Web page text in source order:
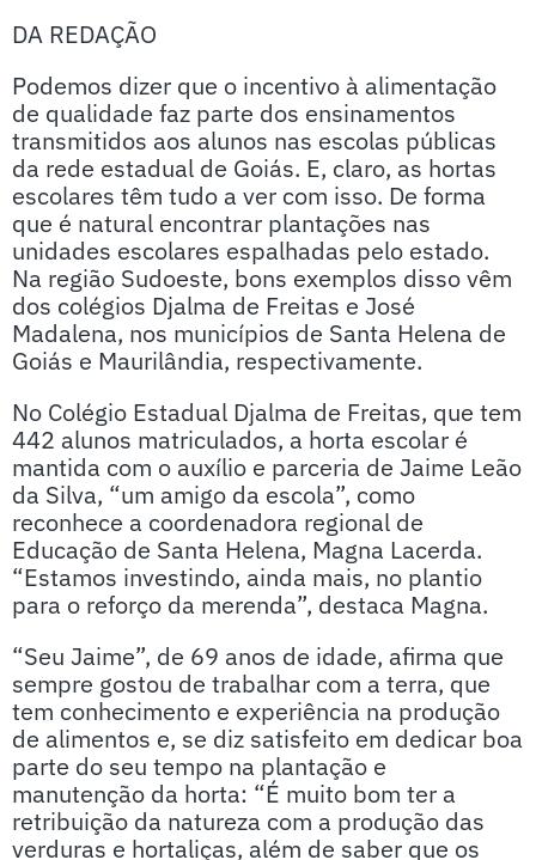
DA REDAÇÃO
Podemos dizer que o incentivo à alimentação
de qualidade faz parte dos ensinamentos
transmitidos aos alunos nas escolas públicas
da rede estadual de Goiás. E, claro, as hortas
escolares têm tudo a ver com isso. De forma
que é natural encontrar plantações nas
unidades escolares espalhadas pelo estado.
Na região Sudoeste, bons exemplos disso vêm
dos colégios Djalma de Freitas e José
Madalena, nos municípios de Santa Helena de
Goiás e Maurilândia, respectivamente.
No Colégio Estadual Djalma de Freitas, que tem
442 alunos matriculados, a horta escolar é
mantida com o auxílio e parceria de Jaime Leão
da Silva, “um amigo da escola”, como
reconhece a coordenadora regional de
Educação de Santa Helena, Magna Lacerda.
“Estamos investindo, ainda mais, no plantio
para o reforço da merenda”, destaca Magna.
“Seu Jaime”, de 69 anos de idade, afirma que
sempre gostou de trabalhar com a terra, que
tem conhecimento e experiência na produção
de alimentos e, se diz satisfeito em dedicar boa
parte do seu tempo na plantação e
manutenção da horta: “É muito bom ter a
retribuição da natureza com a produção das
verduras e hortaliças, além de saber que os